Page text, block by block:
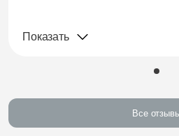
Показать
Все